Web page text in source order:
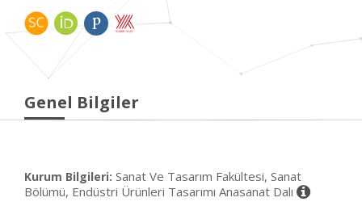
Genel Bilgiler
Kurum Bilgileri: Sanat Ve Tasarım Fakültesi, Sanat
Bölümü, Endüstri Ürünleri Tasarımı Anasanat Dalı